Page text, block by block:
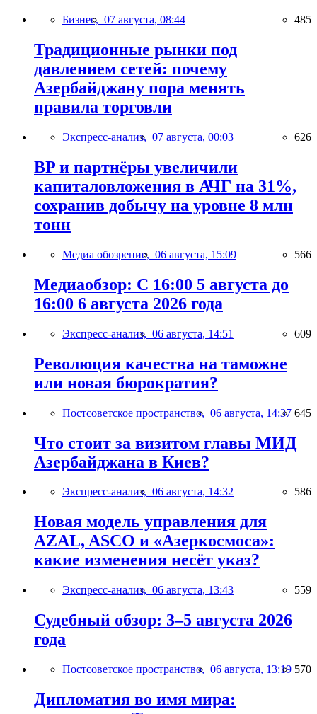
Бизнес, 07 августа, 08:44 485
Традиционные рынки под
давлением сетей: почему
Азербайджану пора менять
правила торговли
Экспресс-анализ, 07 августа, 00:03 626
BP и партнёры увеличили
капиталовложения в АЧГ на 31%,
сохранив добычу на уровне 8 млн
тонн
Медиа обозрение, 06 августа, 15:09 566
Медиаобзор: С 16:00 5 августа до
16:00 6 августа 2026 года
Экспресс-анализ, 06 августа, 14:51 609
Революция качества на таможне
или новая бюрократия?
Постсоветское пространство, 06 августа, 14:37 645
Что стоит за визитом главы МИД
Азербайджана в Киев?
Экспресс-анализ, 06 августа, 14:32 586
Новая модель управления для
AZAL, ASCO и «Азеркосмоса»:
какие изменения несёт указ?
Экспресс-анализ, 06 августа, 13:43 559
Судебный обзор: 3–5 августа 2026
года
Постсоветское пространство, 06 августа, 13:19 570
Дипломатия во имя мира: